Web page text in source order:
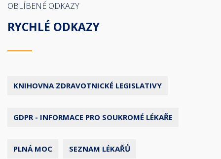
OBLÍBENÉ ODKAZY
RYCHLÉ ODKAZY
KNIHOVNA ZDRAVOTNICKÉ LEGISLATIVY
GDPR - INFORMACE PRO SOUKROMÉ LÉKAŘE
PLNÁ MOC SEZNAM LÉKAŘŮ